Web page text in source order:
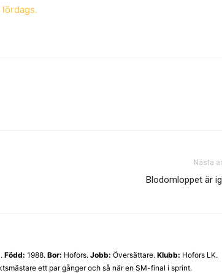
Nästa
Blodomloppet är
Född: 1988. Bor: Hofors. Jobb: Översättare. Klubb: Hofors LK.
ett par gånger och så när en SM-final i sprint.